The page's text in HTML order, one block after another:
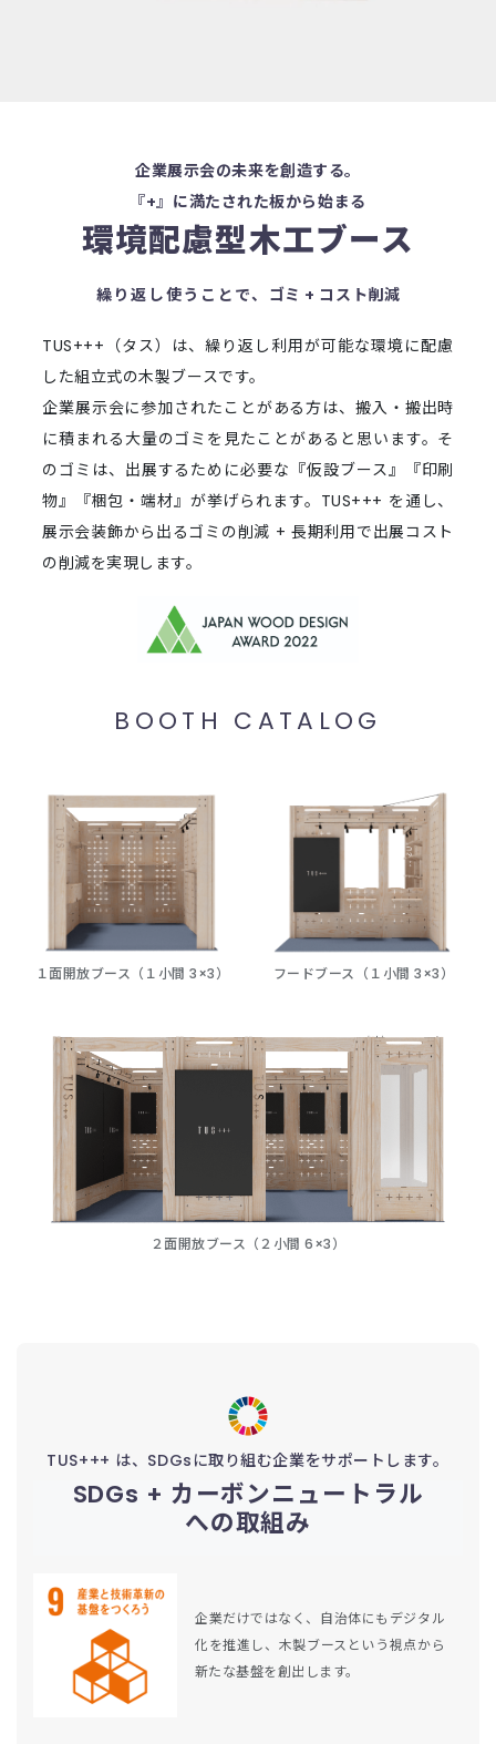
企業展示会の未来を創造する。
『+』に満たされた板から始まる
環境配慮型木工ブース
繰り返し使うことで、 ゴミ + コスト削減
TUS+++（タス）は、繰り返し利用が可能な環境に配慮
した組立式の木製ブースです。
企業展示会に参加されたことがある方は、搬入・搬出時
に積まれる大量のゴミを見たことがあると思います。そ
のゴミは、出展するために必要な『仮設ブース』『印刷
物』『梱包・端材』が挙げられます。TUS+++ を通し、
展示会装飾から出るゴミの削減 + 長期利用で出展コスト
の削減を実現します。
BOOTH CATALOG
１面開放ブース （１小間 3×3） フードブース （１小間 3×3）
２面開放ブース （２小間 6×3）
TUS+++ は、SDGsに取り組む企業をサポートします。
SDGs + カーボンニュートラル
への取組み
企業だけではなく、自治体にもデジタル
化を推進し、木製ブースという視点から
新たな基盤を創出します。